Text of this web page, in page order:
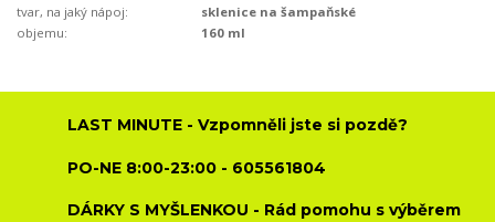
tvar, na jaký nápoj:
sklenice na šampaňské
objemu:
160 ml
LAST MINUTE - Vzpomněli jste si pozdě?
PO-NE 8:00-23:00 - 605561804
DÁRKY S MYŠLENKOU - Rád pomohu s výběrem